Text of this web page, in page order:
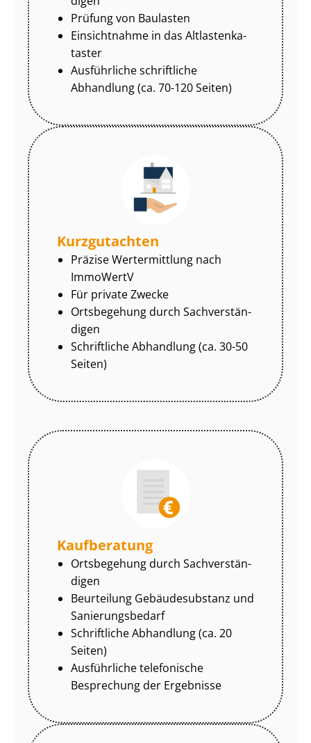
Prüfung von Baulasten
Einsichtnahme in das Alt­las­ten­ka­
tas­ter
Ausführliche schriftliche
Abhandlung (ca. 70-120 Seiten)
Kurzgutachten
Präzise Wertermittlung nach
ImmoWertV
Für private Zwecke
Ortsbegehung durch Sach­ver­stän­
di­gen
Schriftliche Abhandlung (ca. 30-50
Seiten)
Kaufberatung
Ortsbegehung durch Sach­ver­stän­
di­gen
Beurteilung Gebäudesubstanz und
Sa­nie­rungs­be­darf
Schriftliche Abhandlung (ca. 20
Seiten)
Ausführliche telefonische
Besprechung der Ergebnisse